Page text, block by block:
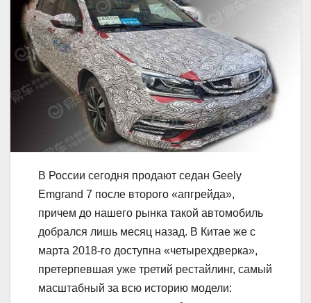
В России сегодня продают седан Geely
Emgrand 7 после второго «апгрейда»,
причем до нашего рынка такой автомобиль
добрался лишь месяц назад. В Китае же с
марта 2018-го доступна «четырехдверка»,
претерпевшая уже третий рестайлинг, самый
масштабный за всю историю модели: